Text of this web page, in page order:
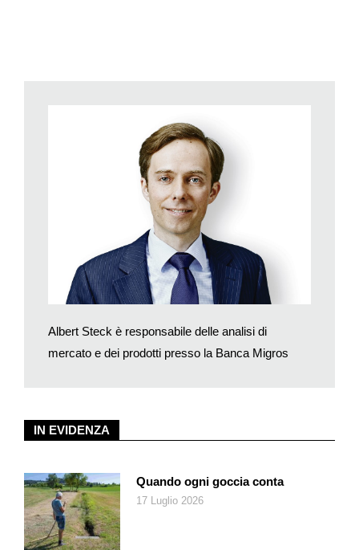
Hayek, vincitore del premio Nobel per l’economia nel 1974.
Von Hayek ha sempre messo in guardia contro i pericoli di
considerare l’economia una scienza esatta, come la fisica, ad
esempio. Infatti, il comportamento umano è imprevedibile.
Hayek ha esortato gli economisti alla moderazione: « Il vero
compito del-l’economia consiste nel dimostrare alle persone
quanto poco sappiano di ciò che credono di poter pianificare».
Oggi osserviamo sempre più spesso una fede esagerata nella
fattibilità, ad esempio nella politica monetaria o nella pretesa di
abolire il denaro contante.
cercato di seguire nei miei testi. Non sempre ci sono riuscito.
Ecco perché le centinaia di lettere e commenti da voi ricevuti
cuore del vostro interesse.
IN EVIDENZA
Quando ogni goccia conta
17 Luglio 2026
Albert Steck è responsabile delle analisi di
mercato e dei prodotti presso la Banca Migros